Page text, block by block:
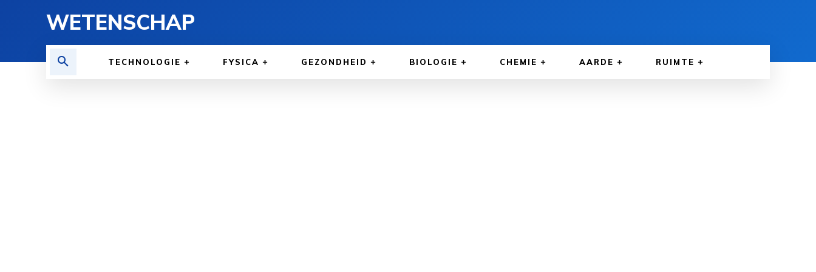
WETENSCHAP
TECHNOLOGIE FYSICA GEZONDHEID BIOLOGIE CHEMIE AARDE RUIMTE